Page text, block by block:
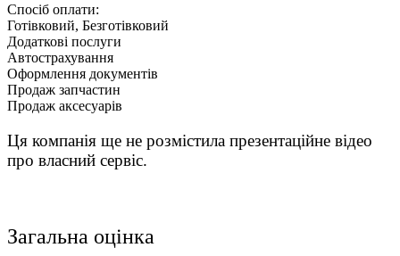
Спосіб оплати:
Готівковий, Безготівковий
Додаткові послуги
Автострахування
Оформлення документів
Продаж запчастин
Продаж аксесуарів
Ця компанія ще не розмістила презентаційне відео
про власний сервіс.
Загальна оцінка